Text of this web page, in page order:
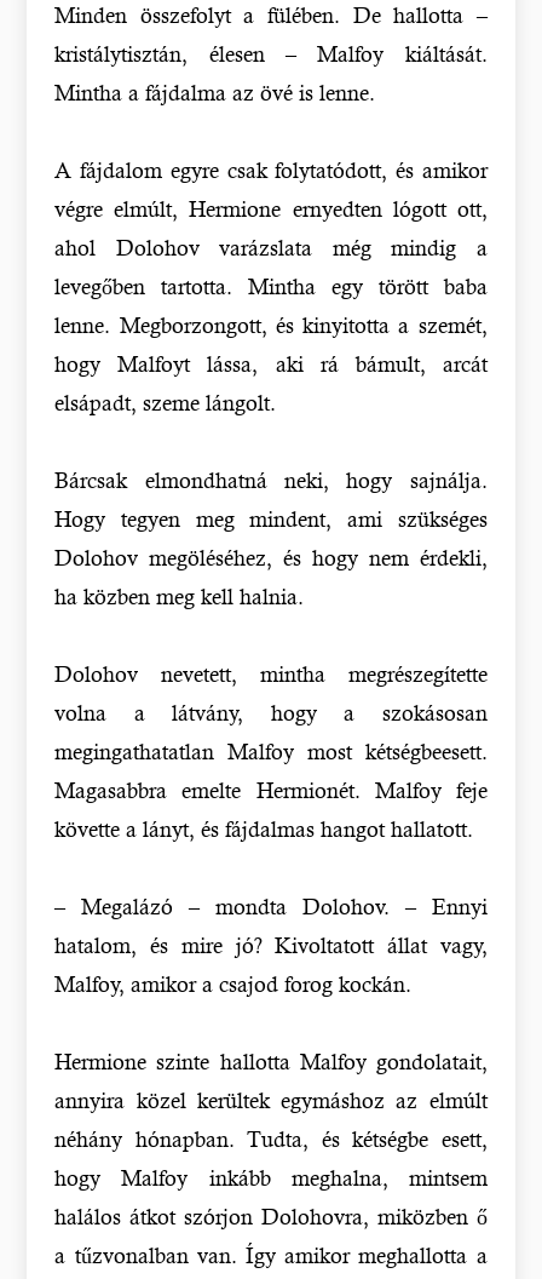
Minden összefolyt a fülében. De hallotta –
kristálytisztán, élesen – Malfoy kiáltását.
Mintha a fájdalma az övé is lenne.
A fájdalom egyre csak folytatódott, és amikor
végre elmúlt, Hermione ernyedten lógott ott,
ahol Dolohov varázslata még mindig a
levegőben tartotta. Mintha egy törött baba
lenne. Megborzongott, és kinyitotta a szemét,
hogy Malfoyt lássa, aki rá bámult, arcát
elsápadt, szeme lángolt.
Bárcsak elmondhatná neki, hogy sajnálja.
Hogy tegyen meg mindent, ami szükséges
Dolohov megöléséhez, és hogy nem érdekli,
ha közben meg kell halnia.
Dolohov nevetett, mintha megrészegítette
volna a látvány, hogy a szokásosan
megingathatatlan Malfoy most kétségbeesett.
Magasabbra emelte Hermionét. Malfoy feje
követte a lányt, és fájdalmas hangot hallatott.
– Megalázó – mondta Dolohov. – Ennyi
hatalom, és mire jó? Kivoltatott állat vagy,
Malfoy, amikor a csajod forog kockán.
Hermione szinte hallotta Malfoy gondolatait,
annyira közel kerültek egymáshoz az elmúlt
néhány hónapban. Tudta, és kétségbe esett,
hogy Malfoy inkább meghalna, mintsem
halálos átkot szórjon Dolohovra, miközben ő
a tűzvonalban van. Így amikor meghallotta a